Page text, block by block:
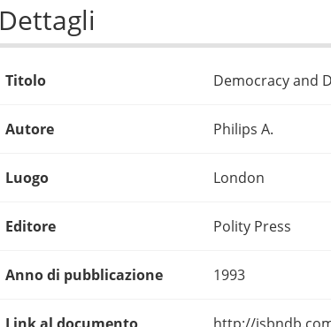
Dettagli
Titolo Democracy and
Autore Philips A.
Luogo London
Editore Polity Press
Anno di pubblicazione 1993